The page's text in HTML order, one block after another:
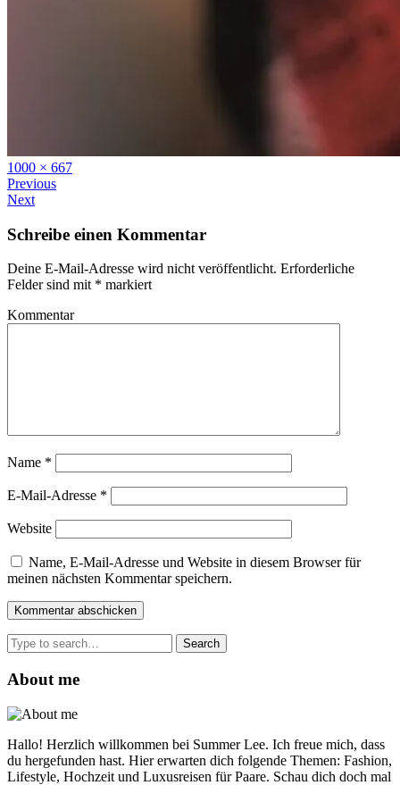
Full
size
1000 × 667
Previous
Next
Schreibe einen Kommentar
Deine E-Mail-Adresse wird nicht veröffentlicht. Erforderliche
Felder sind mit * markiert
Kommentar
Name *
E-Mail-Adresse *
Website
Name, E-Mail-Adresse und Website in diesem Browser für
meinen nächsten Kommentar speichern.
Search
for:
About me
Hallo! Herzlich willkommen bei Summer Lee. Ich freue mich, dass
du hergefunden hast. Hier erwarten dich folgende Themen: Fashion,
Lifestyle, Hochzeit und Luxusreisen für Paare. Schau dich doch mal